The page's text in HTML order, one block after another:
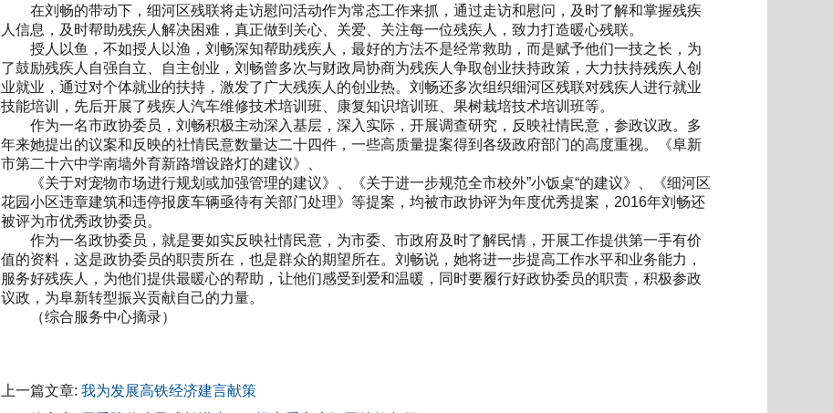
在刘畅的带动下，细河区残联将走访慰问活动作为常态工作来抓，通过走访和慰问，及时了解和掌握残疾
人信息，及时帮助残疾人解决困难，真正做到关心、关爱、关注每一位残疾人，致力打造暖心残联。
授人以鱼，不如授人以渔，刘畅深知帮助残疾人，最好的方法不是经常救助，而是赋予他们一技之长，为
了鼓励残疾人自强自立、自主创业，刘畅曾多次与财政局协商为残疾人争取创业扶持政策，大力扶持残疾人创
业就业，通过对个体就业的扶持，激发了广大残疾人的创业热。刘畅还多次组织细河区残联对残疾人进行就业
技能培训，先后开展了残疾人汽车维修技术培训班、康复知识培训班、果树栽培技术培训班等。
作为一名市政协委员，刘畅积极主动深入基层，深入实际，开展调查研究，反映社情民意，参政议政。多
年来她提出的议案和反映的社情民意数量达二十四件，一些高质量提案得到各级政府部门的高度重视。《阜新
市第二十六中学南墙外育新路增设路灯的建议》、
《关于对宠物市场进行规划或加强管理的建议》、《关于进一步规范全市校外”小饭桌“的建议》、《细河区
花园小区违章建筑和违停报废车辆亟待有关部门处理》等提案，均被市政协评为年度优秀提案，2016年刘畅还
被评为市优秀政协委员。
作为一名政协委员，就是要如实反映社情民意，为市委、市政府及时了解民情，开展工作提供第一手有价
值的资料，这是政协委员的职责所在，也是群众的期望所在。刘畅说，她将进一步提高工作水平和业务能力，
服务好残疾人，为他们提供最暖心的帮助，让他们感受到爱和温暖，同时要履行好政协委员的职责，积极参政
议政，为阜新转型振兴贡献自己的力量。
（综合服务中心摘录）
上一篇文章: 我为发展高铁经济建言献策